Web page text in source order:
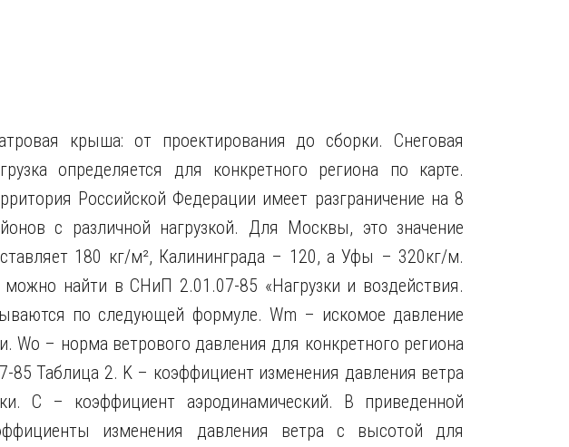
крыша: от проектирования до сборки. Снеговая
определяется для конкретного региона по карте.
Российской Федерации имеет разграничение на 8
с различной нагрузкой. Для Москвы, это значение
180 кг/м², Калининграда – 120, а Уфы – 320кг/м.
найти в СНиП 2.01.07-85 «Нагрузки и воздействия.
по следующей формуле. Wm – искомое давление
Wo – норма ветрового давления для конкретного региона
Таблица 2. K – коэффициент изменения давления ветра
C – коэффициент аэродинамический. В приведенной
изменения давления ветра с высотой для